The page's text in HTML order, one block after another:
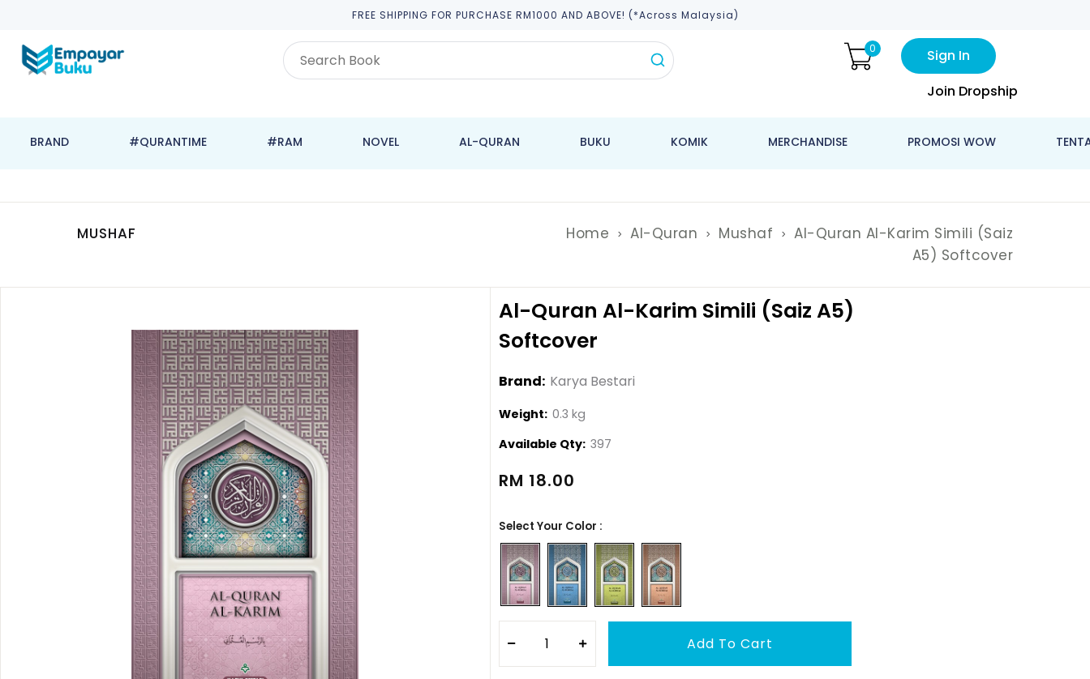
FREE SHIPPING FOR PURCHASE RM1000 AND ABOVE! (*across Malaysia)
0
Sign In
Join Dropship
BRAND #QURANTIME #RAM NOVEL AL-QURAN BUKU KOMIK MERCHANDISE PROMOSI WOW
MUSHAF Home Al-Quran Mushaf
Al-Quran Al-Karim Simili (saiz
A5) Softcover
Al-Quran Al-Karim Simili (saiz A5)
Softcover
Brand: Karya Bestari
Weight: 0.3 kg
Available Qty: 397
RM 18.00
Select Your Color :